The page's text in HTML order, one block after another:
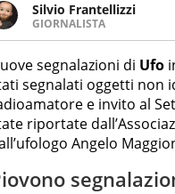
Silvio Frantellizzi
GIORNALISTA
Giornalista
scrivendo di sport,
segnalazioni di Ufo
segnalati oggetti non
e invito al
riportate
Angelo